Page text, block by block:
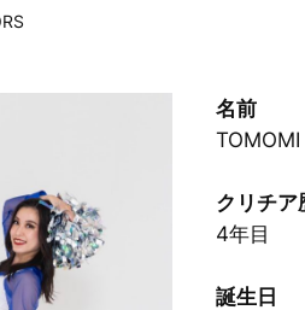
名前
TOMOMI
クリチア
4年目
誕生日